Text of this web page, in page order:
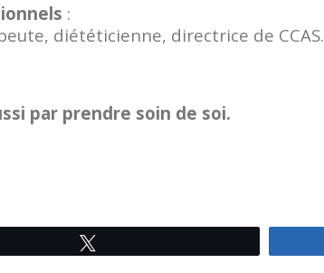
:
diététicienne, directrice de CCAS.
par prendre soin de soi.